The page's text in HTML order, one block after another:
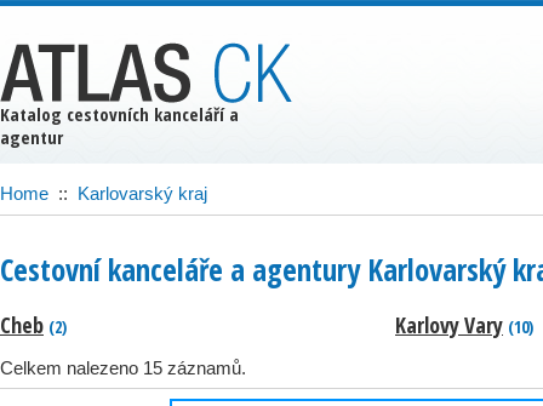
Home :: Karlovarský kraj
Cestovní kanceláře a agentury Karlovarský
Cheb (2) Karlovy Vary (10)
Celkem nalezeno 15 záznamů.
Katalog cestovních kanceláří a
agentur